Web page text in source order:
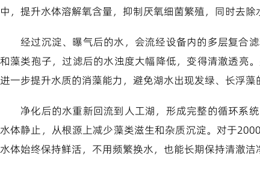
中，提升水体溶解氧含量，抑制厌氧细菌繁殖，同时去
经过沉淀、曝气后的水，会流经设备内的多层复合
和藻类孢子，过滤后的水浊度大幅降低，变得清澈透亮
进一步提升水质的消藻能力，避免湖水出现发绿、长浮藻
净化后的水重新回流到人工湖，形成完整的循环系
水体静止，从根源上减少藻类滋生和杂质沉淀。对于
水体始终保持鲜活，不用频繁换水，也能长期保持清澈洁